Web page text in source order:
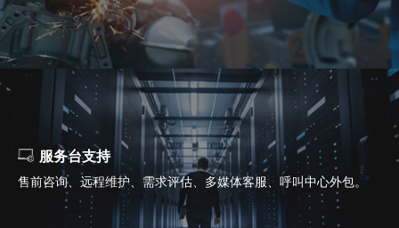
服务台支持
售前咨询、远程维护、需求评估、多媒体客服、呼叫中心外包。